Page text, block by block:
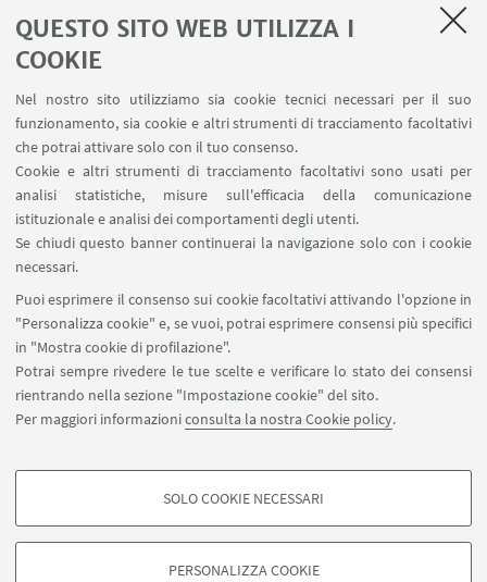
QUESTO SITO WEB UTILIZZA I
COOKIE
Nel nostro sito utilizziamo sia cookie tecnici necessari per il suo
funzionamento, sia cookie e altri strumenti di tracciamento facoltativi
che potrai attivare solo con il tuo consenso.
Cookie e altri strumenti di tracciamento facoltativi sono usati per
analisi statistiche, misure sull'efficacia della comunicazione
istituzionale e analisi dei comportamenti degli utenti.
Se chiudi questo banner continuerai la navigazione solo con i cookie
necessari.
Puoi esprimere il consenso sui cookie facoltativi attivando l'opzione in
"Personalizza cookie" e, se vuoi, potrai esprimere consensi più specifici
in "Mostra cookie di profilazione".
Potrai sempre rivedere le tue scelte e verificare lo stato dei consensi
rientrando nella sezione "Impostazione cookie" del sito.
Per maggiori informazioniconsulta la nostra Cookie policy.
COOKIE DI PROFILAZIONE - FACOLTATIVI
SOLO COOKIE NECESSARI
PERSONALIZZA COOKIE
COLLEZIONI SPECIALI
Libretti d'opera nordamericani
Piccola collezione di oltre 20 libretti d’opera relativi
a teatri del nordest degli Stati Uniti.
Pubblicato il 13 giugno 2022
«
Precedenti
12
elementi
1 ... 8 9 10 11
SBA - Servizio Bibliotecario di Ateneo
Dipartimento delle Arti